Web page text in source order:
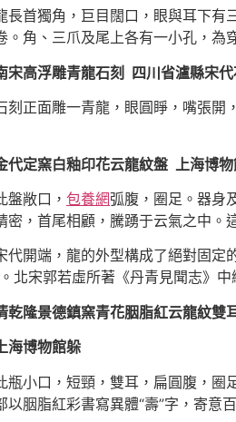
獨角，巨目闊口，眼與耳下有三
。角、三爪及尾上各有一小孔，為
高浮雕青龍石刻 四川省瀘縣宋代
面雕一青龍，眼圓睜，嘴張開，
定窯白釉印花云龍紋盤 上海博物
敞口， 包養網弧腹，圈足。器身
密，首尾相顧，騰踴于云氣之中。
端，龍的外型構成了絕對固定的
北宋郭若虛所著《丹青見聞志》
隆景德鎮窯青花胭脂紅云龍紋雙
博物館躲
口，短頸，雙耳，扁圓腹，圈足
以胭脂紅彩書寫異體“壽”字，寄意